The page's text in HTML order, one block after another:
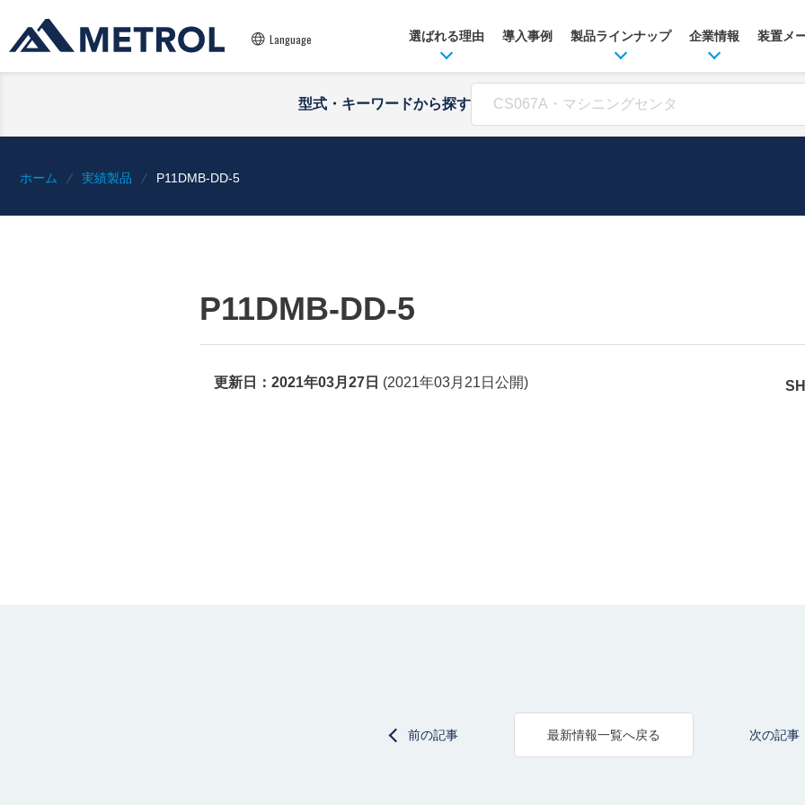
Language 選ばれる理由 導入事例 製品ラインナップ 企業情報 装置メ
型式・キーワードから探す
ホーム 実績製品 P11DMB-DD-5
P11DMB-DD-5
更新日： 2021年03月27日 (2021年03月21日 公開)
前の記事 最新情報一覧へ戻る 次の記事